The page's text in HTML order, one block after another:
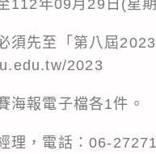
112年09月29日(星
須先至「第八屆
2023
海報電子檔各1件。
理，電話：06-